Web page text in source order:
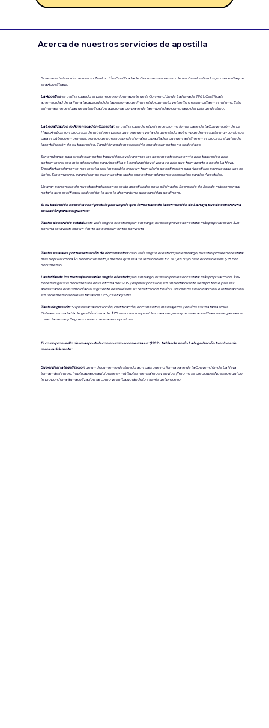
Acerca de nuestros servicios de apostilla
Si tiene la intención de usar su Traducción Certificada de Documentos dentro de los Estados Unidos, no necesita que
sea Apostillada.
La Apostillase utiliza cuando el país receptor forma parte de la Convención de La Haya de 1961. Certifica la
autenticidad de la firma, la capacidad de la persona que firma el documento y el sello o estampilla en el mismo. Esto
elimina la necesidad de autenticación adicional por parte de la embajada o consulado del país de destino.
La Legalización (o Autenticación Consular)se utiliza cuando el país receptor no forma parte de la Convención de La
Haya.Ambos son procesos de múltiples pasos que pueden variar de un estado a otro y pueden resultar muy confusos
para el público en general, por lo que nuestros profesionales capacitados pueden asistirle en el proceso siguiendo
la certificación de su traducción. También podemos asistirle con documentos no traducidos.
Sin embargo, para sus documentos traducidos, evaluaremos los documentos que envíe para traducción para
determinar si son más adecuados para Apostilla o Legalización.y si van a un país que forma parte o no de La Haya.
Desafortunadamente, nos resulta casi imposible crear un formulario de cotización para Apostillas porque cada una es
única. Sin embargo, garantizamos que nuestras tarifas son extremadamente accesibles para las Apostillas.
Un gran porcentaje de nuestras traducciones serán apostilladas en la oficina del Secretario de Estado más cercana al
notario que certifica su traducción, lo que le ahorrará una gran cantidad de dinero.
Si su traducción necesita una Apostilla para un país que forma parte de la convención de La Haya, puede esperar una
cotización para lo siguiente:
Tarifas de servicio estatal:Esto varía según el estado; sin embargo, nuestro proveedor estatal más popular cobra $25
por una sola visita con un límite de 6 documentos por visita.
Tarifas estatales por presentación de documentos:Esto varía según el estado; sin embargo, nuestro proveedor estatal
más popular cobra $3 por documento, a menos que sea un territorio de EE. UU., en cuyo caso el costo es de $18 por
documento.
Las tarifas de los mensajeros varían según el estado; sin embargo, nuestro proveedor estatal más popular cobra $99
por entregar sus documentos en la oficina del SOS y esperar por ellos, sin importar cuánto tiempo tome para ser
apostillados el mismo día o al siguiente después de su certificación.Envío: Ofrecemos envío nacional e internacional
sin incremento sobre las tarifas de UPS, FedEx y DHL.
Tarifa de gestión:Supervisar la traducción, certificación, documentos, mensajeros y envíos es una tarea ardua.
Cobramos una tarifa de gestión única de $75 en todos los pedidos para asegurar que sean apostillados o legalizados
correctamente y lleguen a usted de manera oportuna.
El costo promedio de una apostilla con nosotros comienza en: $202 + tarifas de envío.La legalización funciona de
manera diferente:
Supervisar la legalizaciónde un documento destinado a un país que no forma parte de la Convención de La Haya
toma más tiempo, implica pasos adicionales y múltiples mensajeros y envíos. ¡Pero no se preocupe! Nuestro equipo
le proporcionará una cotización tal como ve arriba, guiándolo a través del proceso.